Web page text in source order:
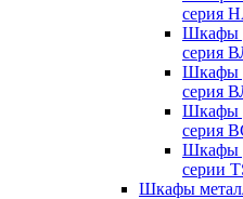
серия
Шкафы
cерия
Шкафы
серия
Шкафы
серия
Шкафы
серии
Шкафы